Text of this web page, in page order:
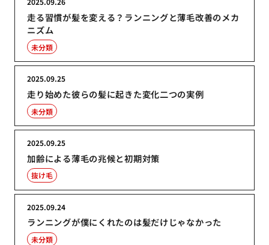
走る習慣が髪を変える？ランニングと薄毛改善のメカ
ニズム
未分類
走り始めた彼らの髪に起きた変化二つの実例
2025.09.25
未分類
加齢による薄毛の兆候と初期対策
2025.09.25
抜け毛
ランニングが僕にくれたのは髪だけじゃなかった
2025.09.24
未分類